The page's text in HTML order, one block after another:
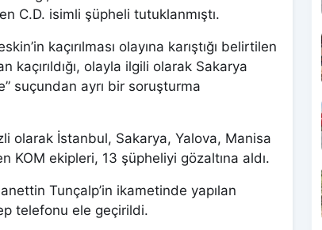
C.D. isimli şüpheli tutuklanmıştı.
kaçırılması olayına karıştığı belirtilen
kaçırıldığı, olayla ilgili olarak Sakarya
suçundan ayrı bir soruşturma
olarak İstanbul, Sakarya, Yalova, Manisa
KOM ekipleri, 13 şüpheliyi gözaltına aldı.
Tunçalp’in ikametinde yapılan
telefonu ele geçirildi.